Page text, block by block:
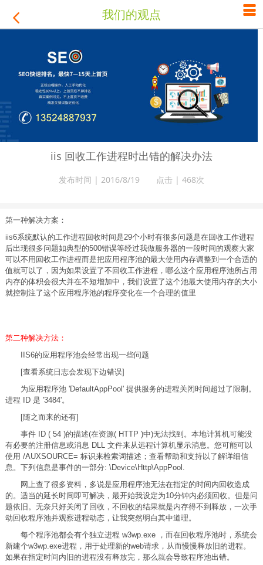
 我们的观点 
iis 回收工作进程时出错的解决办法
发布时间 | 2016/8/19 点击 | 468次
第一种解决方案：
iis6系统默认的工作进程回收时间是29个小时有很多问题是在回收工作进程
后出现很多问题如典型的500错误等经过我做服务器的一段时间的观察大家
可以不用回收工作进程而是把应用程序池的最大使用内存调整到一个合适的
值就可以了，因为如果设置了不回收工作进程，哪么这个应用程序池所占用
内存的体积会很大并在不短增加中，我们设置了这个池最大使用内存的大小
就控制注了这个应用程序池的程序变化在一个合理的值里
第二种解决方法：
IIS6的应用程序池会经常出现一些问题
[查看系统日志会发现下边错误]
为应用程序池 'DefaultAppPool' 提供服务的进程关闭时间超过了限制。
进程 ID 是 '3484'。
[随之而来的还有]
事件 ID ( 54 )的描述(在资源( HTTP )中)无法找到。本地计算机可能没
有必要的注册信息或消息 DLL 文件来从远程计算机显示消息。您可能可以
使用 /AUXSOURCE= 标识来检索词描述；查看帮助和支持以了解详细信
息。下列信息是事件的一部分: \Device\Http\AppPool.
网上查了很多资料，多说是应用程序池无法在指定的时间内回收造成
的。适当的延长时间即可解决，最开始我设定为10分钟内必须回收。但是问
题依旧。无奈只好关闭了回收，不回收的结果就是内存得不到释放，一次手
动回收程序池并观察进程动态，让我突然明白其中道理。
每个程序池都会有个独立进程 w3wp.exe ，而在回收程序池时，系统会
新建个w3wp.exe进程，用于处理新的web请求，从而慢慢释放旧的进程。
如果在指定时间内旧的进程没有释放完，那么就会导致程序池出错。